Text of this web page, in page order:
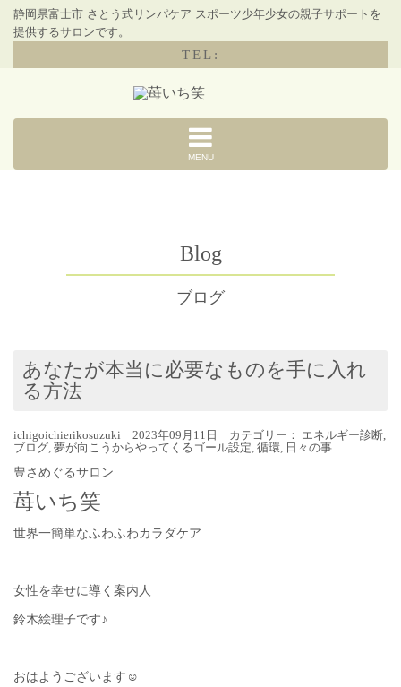
静岡県富士市 さとう式リンパケア スポーツ少年少女の親子サポートを
提供するサロンです。
TEL:
MENU
Blog
ブログ
あなたが本当に必要なものを手に入れ
る方法
ichigoichierikosuzuki 2023年09月11日 カテゴリー： エネルギー診断,
ブログ, 夢が向こうからやってくるゴール設定, 循環, 日々の事
豊さめぐるサロン
苺いち笑
世界一簡単なふわふわカラダケア
女性を幸せに導く案内人
鈴木絵理子です♪
おはようございます☺︎